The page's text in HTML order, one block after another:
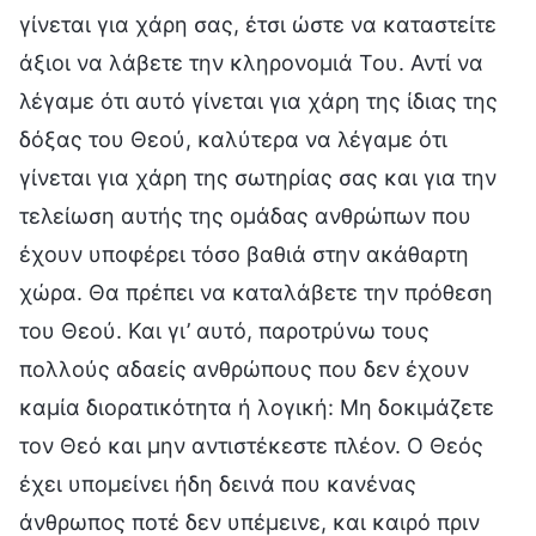
γίνεται για χάρη σας, έτσι ώστε να καταστείτε
άξιοι να λάβετε την κληρονομιά Του. Αντί να
λέγαμε ότι αυτό γίνεται για χάρη της ίδιας της
δόξας του Θεού, καλύτερα να λέγαμε ότι
γίνεται για χάρη της σωτηρίας σας και για την
τελείωση αυτής της ομάδας ανθρώπων που
έχουν υποφέρει τόσο βαθιά στην ακάθαρτη
χώρα. Θα πρέπει να καταλάβετε την πρόθεση
του Θεού. Και γι’ αυτό, παροτρύνω τους
πολλούς αδαείς ανθρώπους που δεν έχουν
καμία διορατικότητα ή λογική: Μη δοκιμάζετε
τον Θεό και μην αντιστέκεστε πλέον. Ο Θεός
έχει υπομείνει ήδη δεινά που κανένας
άνθρωπος ποτέ δεν υπέμεινε, και καιρό πριν